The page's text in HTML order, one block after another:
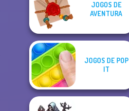
JOGOS DE
AVENTURA
JOGOS DE POP
IT